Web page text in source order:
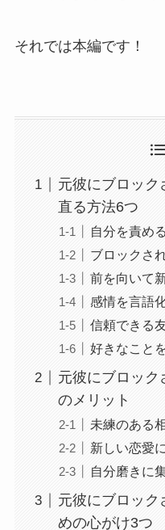
それでは本編です！
元彼にブロック
直る方法6つ
自分を責め
ブロックさ
前を向いて
感情を言語
信頼できる
好きなこと
元彼にブロック
のメリット
未練のある
新しい恋愛
自分磨きに
元彼にブロック
めの心がけ3つ